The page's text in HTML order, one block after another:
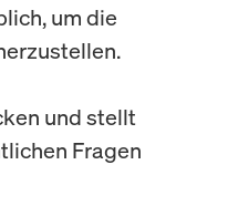
um die
und stellt
Fragen